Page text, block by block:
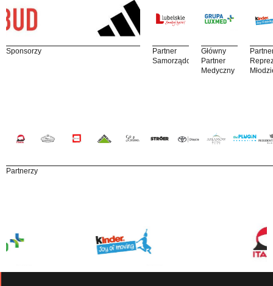
Sponsorzy
Partner
Samorządowy
Główny
Partner
Medyczny
Partnerzy